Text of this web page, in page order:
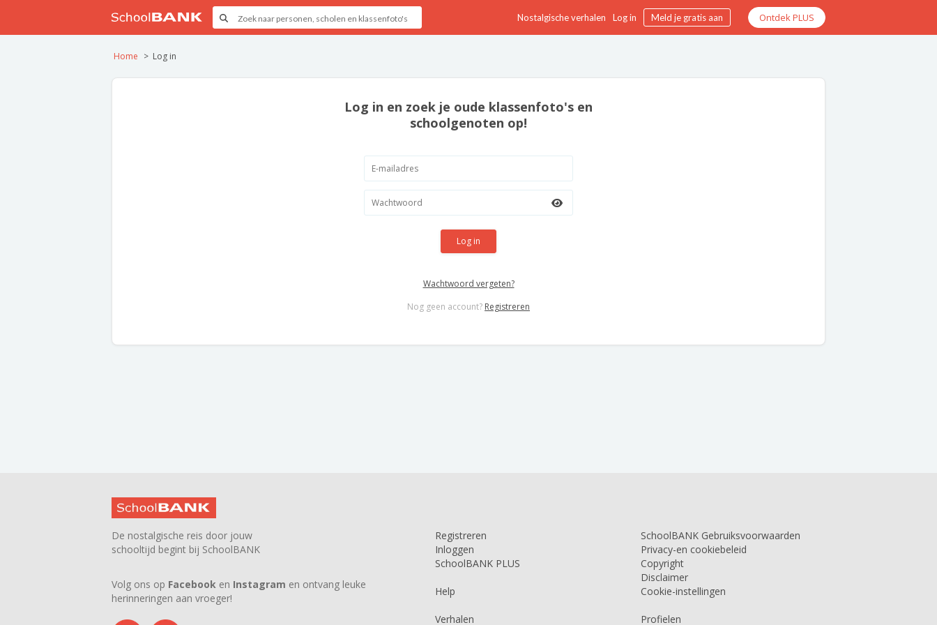
Nostalgische verhalen Log in Meld je gratis aan Ontdek PLUS
Home Log in
Log in en zoek je oude klassenfoto's en
schoolgenoten op!
Log in
Wachtwoord vergeten?
Nog geen account? Registreren
De nostalgische reis door jouw
schooltijd begint bij SchoolBANK
Volg ons op Facebook en Instagram en ontvang leuke
herinneringen aan vroeger!
Registreren
Inloggen
SchoolBANK PLUS
Help
Verhalen
SchoolBANK Gebruiksvoorwaarden
Privacy-en cookiebeleid
Copyright
Disclaimer
Cookie-instellingen
Profielen